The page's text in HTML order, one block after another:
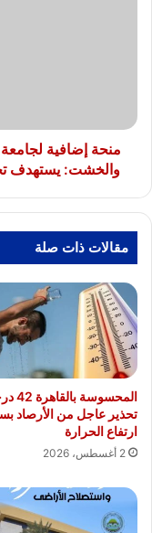
والخشت:
يستهدف
تحسين
الزراعة
منحة إضافية لجامعة
والخشت: يستهدف
مقالات ذات صلة
المحسوسة
تحذير عاجل من الأرصاد
ارتفاع الحرارة
2 أغسطس، 2026